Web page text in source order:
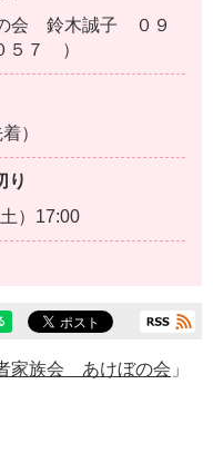
の会 鈴木誠子 ０９
５７ ）
）
り
）17:00
家族会 あけぼの会 」